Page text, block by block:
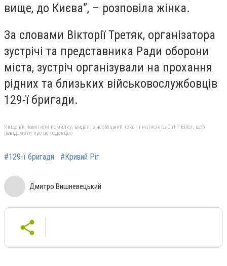
вище, до Києва”, – розповіла жінка.
За словами Вікторії Третяк, організатора
зустрічі та представника Ради оборони
міста, зустріч організували на прохання
рідних та близьких військовослужбовців
129-ї бригади.
Якщо ви помітили помилку, виділіть необхідний текст і натисніть Ctrl + Enter, щоб
повідомити про це редакцію
#129-ї бригади #Кривий Ріг
Дмитро Вишневецький